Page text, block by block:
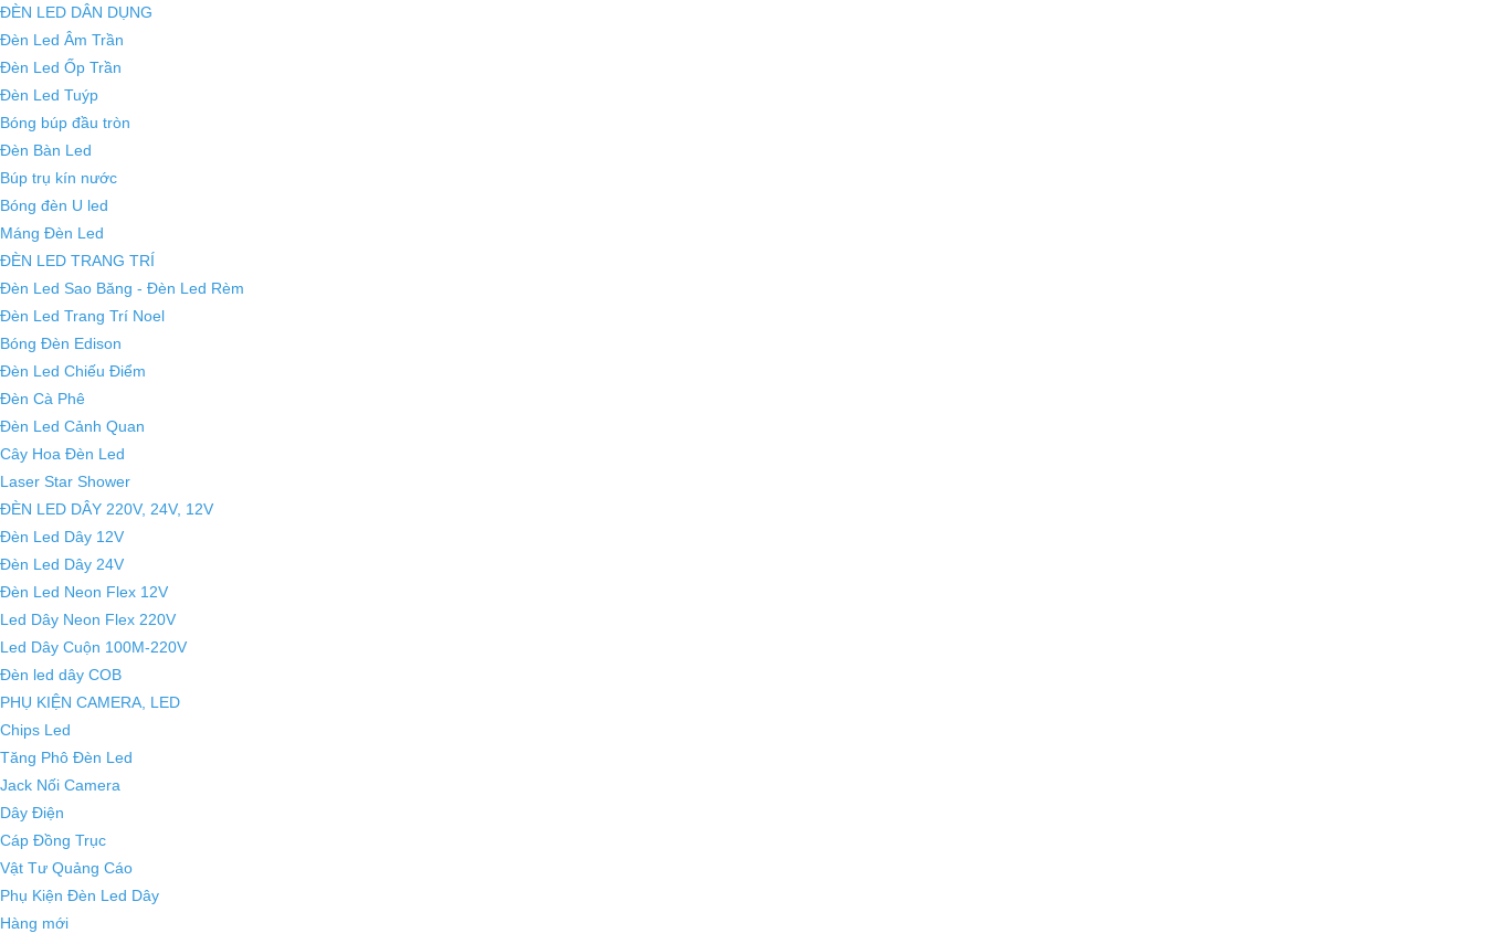
ĐÈN LED DÂN DỤNG
Đèn Led Âm Trần
Đèn Led Ốp Trần
Đèn Led Tuýp
Bóng búp đầu tròn
Đèn Bàn Led
Búp trụ kín nước
Bóng đèn U led
Máng Đèn Led
ĐÈN LED TRANG TRÍ
Đèn Led Sao Băng - Đèn Led Rèm
Đèn Led Trang Trí Noel
Bóng Đèn Edison
Đèn Led Chiếu Điểm
Đèn Cà Phê
Đèn Led Cảnh Quan
Cây Hoa Đèn Led
Laser Star Shower
ĐÈN LED DÂY 220V, 24V, 12V
Đèn Led Dây 12V
Đèn Led Dây 24V
Đèn Led Neon Flex 12V
Led Dây Neon Flex 220V
Led Dây Cuộn 100M-220V
Đèn led dây COB
PHỤ KIỆN CAMERA, LED
Chips Led
Tăng Phô Đèn Led
Jack Nối Camera
Dây Điện
Cáp Đồng Trục
Vật Tư Quảng Cáo
Phụ Kiện Đèn Led Dây
Hàng mới